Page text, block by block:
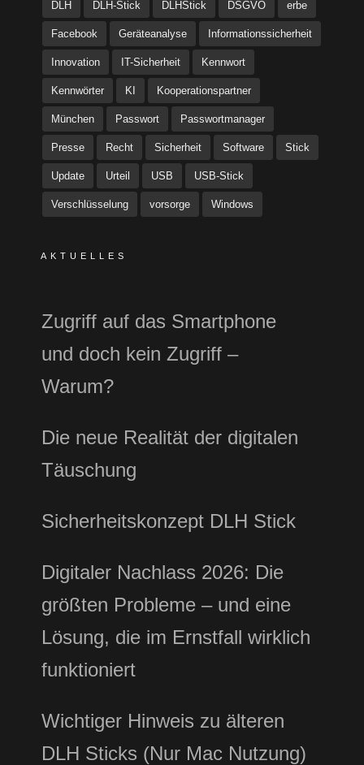
DLH DLH-Stick DLHStick DSGVO erbe
Facebook Geräteanalyse Informationssicherheit
Innovation IT-Sicherheit Kennwort
Kennwörter KI Kooperationspartner
München Passwort Passwortmanager
Presse Recht Sicherheit Software Stick
Update Urteil USB USB-Stick
Verschlüsselung vorsorge Windows
AKTUELLES
Zugriff auf das Smartphone
und doch kein Zugriff –
Warum?
Die neue Realität der digitalen
Täuschung
Sicherheitskonzept DLH Stick
Digitaler Nachlass 2026: Die
größten Probleme – und eine
Lösung, die im Ernstfall wirklich
funktioniert
Wichtiger Hinweis zu älteren
DLH Sticks (Nur Mac Nutzung)